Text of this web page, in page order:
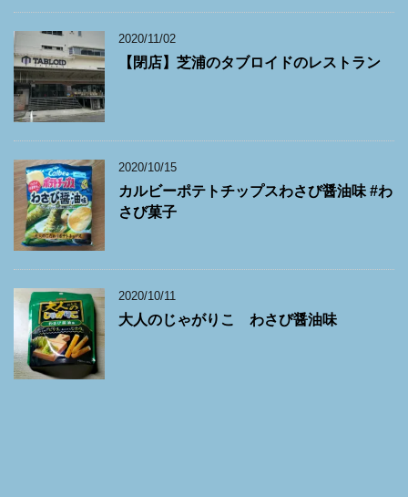
2020/11/02
【閉店】芝浦のタブロイドのレストラン
2020/10/15
カルビーポテトチップスわさび醤油味 #わ
さび菓子
2020/10/11
大人のじゃがりこ わさび醤油味